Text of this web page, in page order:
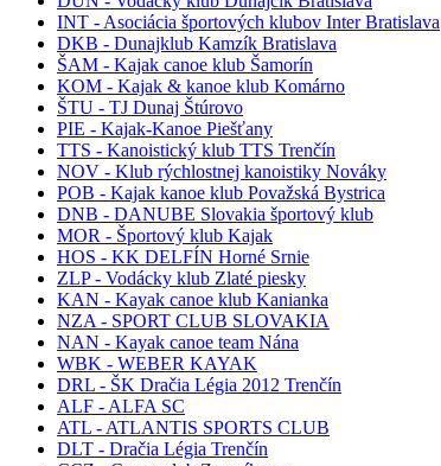
INT - Asociácia športových klubov Inter Bratislava
DKB - Dunajklub Kamzík Bratislava
ŠAM - Kajak canoe klub Šamorín
KOM - Kajak & kanoe klub Komárno
ŠTU - TJ Dunaj Štúrovo
PIE - Kajak-Kanoe Piešťany
TTS - Kanoistický klub TTS Trenčín
NOV - Klub rýchlostnej kanoistiky Nováky
POB - Kajak kanoe klub Považská Bystrica
DNB - DANUBE Slovakia športový klub
MOR - Športový klub Kajak
HOS - KK DELFÍN Horné Srnie
ZLP - Vodácky klub Zlaté piesky
KAN - Kayak canoe klub Kanianka
NZA - SPORT CLUB SLOVAKIA
NAN - Kayak canoe team Nána
WBK - WEBER KAYAK
DRL - ŠK Dračia Légia 2012 Trenčín
ALF - ALFA SC
ATL - ATLANTIS SPORTS CLUB
DLT - Dračia Légia Trenčín